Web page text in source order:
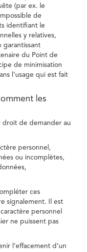
(par ex. le
de
identifiant le
y relatives,
du Point de
de minimisation
l’usage qui est fait
les
droit de demander au
personnel,
ou incomplètes,
ces
signalement. Il est
personnel
ne puissent pas
l’effacement d’un